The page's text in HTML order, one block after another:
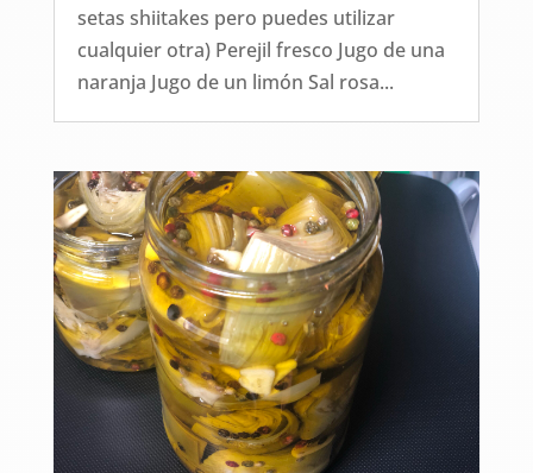
setas shiitakes pero puedes utilizar
cualquier otra) Perejil fresco Jugo de una
naranja Jugo de un limón Sal rosa...